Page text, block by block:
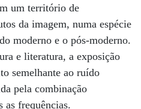
um território de
da imagem, numa espécie
moderno e o pós-moderno.
e literatura, a exposição
semelhante ao ruído
pela combinação
as frequências.